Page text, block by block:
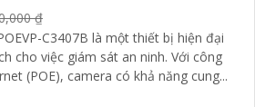
₫
C3407B là một thiết bị hiện đại
việc giám sát an ninh. Với công
(POE), camera có khả năng cung...